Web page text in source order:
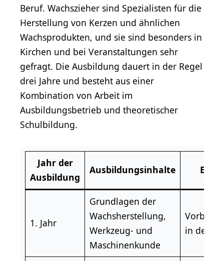
Beruf. Wachszieher sind Spezialisten für die
Herstellung von Kerzen und ähnlichen
Wachsprodukten, und sie sind besonders in
Kirchen und bei Veranstaltungen sehr
gefragt. Die Ausbildung dauert in der Regel
drei Jahre und besteht aus einer
Kombination von Arbeit im
Ausbildungsbetrieb und theoretischer
Schulbildung.
Jahr der
Ausbildung
Ausbildungsinhalte
1. Jahr
Grundlagen der
Wachsherstellung,
Werkzeug- und
Maschinenkunde
in der